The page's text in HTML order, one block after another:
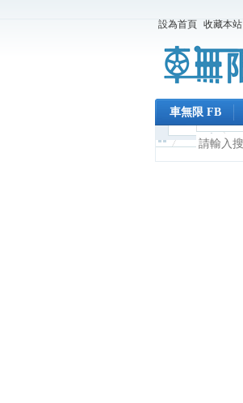
設為首頁 收藏本站
車無限 FB